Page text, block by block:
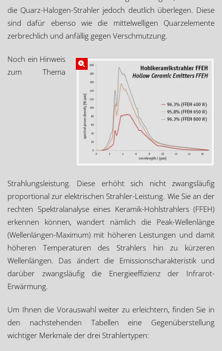
die Quarz-Halogen-Strahler jedoch deutlich überlegen. Diese
sind dafür ebenso wie die mittelwelligen Quarzelemente
zerbrechlich und anfällig gegen Verschmutzung.
Noch ein Hinweis
zum Thema
Strahlungsleistung. Diese erhöht sich nicht zwangsläufig
proportional zur elektrischen Strahler-Leistung. Wie Sie an der
rechten Spektralanalyse eines Keramik-Hohlstrahlers (FFEH)
erkennen können, wandert nämlich die Peak-Wellenlänge
(Wellenlängen-Maximum) mit höheren Leistungen und damit
höheren Temperaturen des Strahlers hin zu kürzeren
Wellenlängen. Das ändert die Emissionscharakteristik und
darüber zwangsläufig die Energieeffizienz der Infrarot-
Erwärmung.
Um Ihnen die Vorauswahl weiter zu erleichtern, finden Sie in
den nachstehenden Tabellen eine Gegenüberstellung
wichtiger Merkmale der drei Strahlertypen: